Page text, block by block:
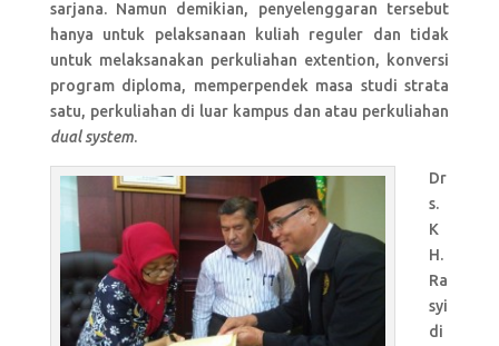
sarjana. Namun demikian, penyelenggaran tersebut
hanya untuk pelaksanaan kuliah reguler dan tidak
untuk melaksanakan perkuliahan extention, konversi
program diploma, memperpendek masa studi strata
satu, perkuliahan di luar kampus dan atau perkuliahan
dual system.
Dr
s.
K
H.
Ra
syi
di